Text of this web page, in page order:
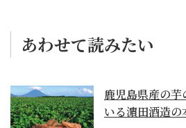
あわせて読みたい
鹿児島県産の
いる濵田酒造の